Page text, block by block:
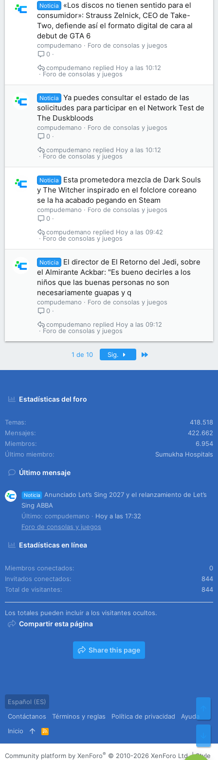
Noticia
«Los discos no tienen sentido para el
consumidor»: Strauss Zelnick, CEO de Take-
Two, defiende así el formato digital de cara al
debut de GTA 6
compudemano
Foro de consolas y juegos
0
Foro de consolas y juegos
Hoy a las 10:12
compudemano
Noticia
Ya puedes consultar el estado de las
solicitudes para participar en el Network Test de
The Duskbloods
compudemano
Foro de consolas y juegos
0
Foro de consolas y juegos
Hoy a las 10:12
compudemano
Noticia
Esta prometedora mezcla de Dark Souls
y The Witcher inspirado en el folclore coreano
se la ha acabado pegando en Steam
compudemano
Foro de consolas y juegos
0
Foro de consolas y juegos
Hoy a las 09:42
compudemano
Noticia
El director de El Retorno del Jedi, sobre
el Almirante Ackbar: "Es bueno decirles a los
niños que las buenas personas no son
necesariamente guapas y q
compudemano
Foro de consolas y juegos
0
Foro de consolas y juegos
Hoy a las 09:12
compudemano
1 de 10 Sig.
Estadísticas del foro
Temas
418.518
Mensajes
422.662
Miembros
6.954
Último miembro
Sumukha Hospitals
Último mensaje
Noticia
Anunciado Let’s Sing 2027 y el relanzamiento de Let’s
Sing ABBA
Último: compudemano
Hoy a las 17:32
Foro de consolas y juegos
Estadísticas en línea
Miembros conectados
0
Invitados conectados
844
Total de visitantes
844
Los totales pueden incluir a los visitantes ocultos.
Compartir esta página
Share this page
Español (ES)
Contáctanos
Términos y reglas Política de privacidad
Ayuda
Inicio
R
S
S
Community platform by XenForo® © 2010-2026 XenForo Ltd. |Style